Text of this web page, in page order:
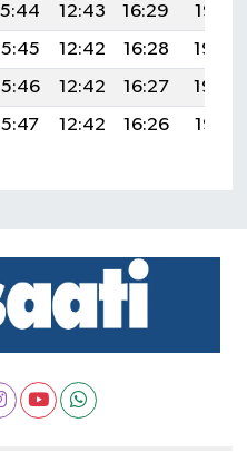
12:43 16:29
19:32
12:42 16:28
19:30
12:42 16:27
19:29
12:42 16:26 19:27